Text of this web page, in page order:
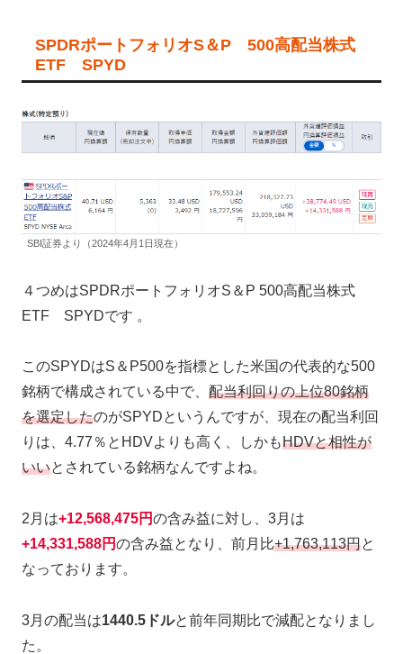
SPDRポートフォリオS＆P 500高配当株式
ETF SPYD
SBI証券より（2024年4月1日現在）
４つめはSPDRポートフォリオS＆P 500高配当株式
ETF SPYDです 。
このSPYDはS＆P500を指標とした米国の代表的な500
銘柄で構成されている中で、 配当利回りの上位80銘柄
を選定したのがSPYDというんですが、現在の配当利回
りは、4.77％とHDVよりも高く、しかもHDVと相性が
いいとされている銘柄なんですよね。
2月は+12,568,475円の含み益に対し、3月は
+14,331,588円の含み益となり、前月比+1,763,113円と
なっております。
3月の配当は1440.5ドルと前年同期比で減配となりまし
た。